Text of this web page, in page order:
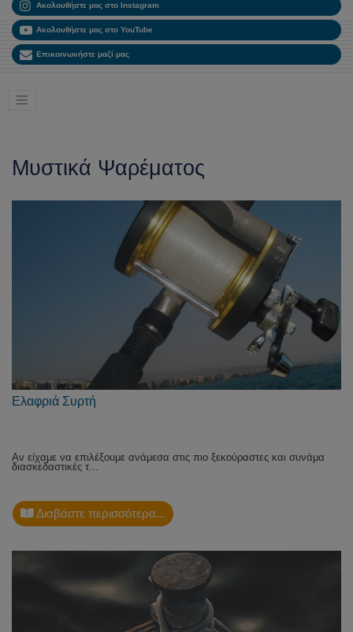
Ακολουθήστε μας στο Instagram
Ακολουθήστε μας στο YouTube
Επικοινωνήστε μαζί μας
Μυστικά Ψαρέματος
Ελαφριά Συρτή
Αν είχαμε να επιλέξουμε ανάμεσα στις πιο ξεκούραστες και συνάμα
διασκεδαστικές τ...
Διαβάστε περισσότερα...